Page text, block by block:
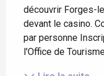
découvrir Forges-
devant le casino.
par personne
l'Office de